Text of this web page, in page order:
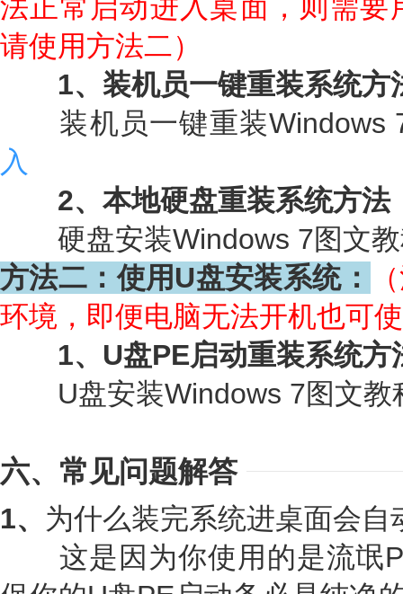
法正常启动进入桌面，则需要
请使用方法二）
1、装机员一键重装系统
装机员一键重装Windows
入
2、本地硬盘重装系统方法
硬盘安装Windows 7图文教
方法二：使用U盘安装系统：
环境，即便电脑无法开机也可
1、U盘PE启动重装系统方
U盘安装Windows 7图文教
六、常见问题解答
1、 为什么装完系统进桌面会
这是因为你使用的是流氓